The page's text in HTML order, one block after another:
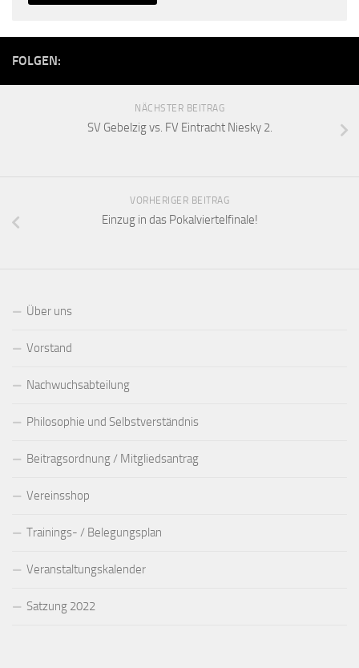
FOLGEN:
NÄCHSTER BEITRAG
SV Gebelzig vs. FV Eintracht Niesky 2.
VORHERIGER BEITRAG
Einzug in das Pokalviertelfinale!
Über uns
Vorstand
Nachwuchsabteilung
Philosophie und Selbstverständnis
Beitragsordnung / Mitgliedsantrag
Vereinsshop
Trainings- / Belegungsplan
Veranstaltungskalender
Satzung 2022